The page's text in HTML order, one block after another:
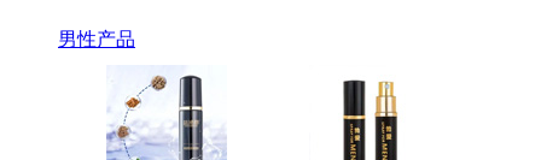
男性产品